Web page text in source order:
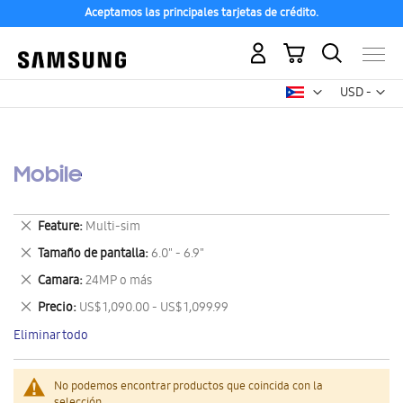
Aceptamos las principales tarjetas de crédito.
USD -
dólar
Mi carrito
Mobile
No podemos encontrar productos que coincida con la
Feature Multi-sim
Eliminar
este
artículo
Tamaño de pantalla 6.0" - 6.9"
Eliminar
este
artículo
Camara 24MP o más
Eliminar
este
artículo
Precio US$ 1,090.00 - US$ 1,099.99
Eliminar
este
artículo
Eliminar todo